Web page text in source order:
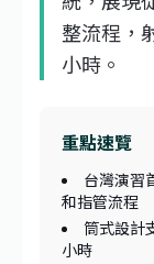
整流程，
小時。
重點速覽
台灣演習
和指管流程
筒式設計
小時